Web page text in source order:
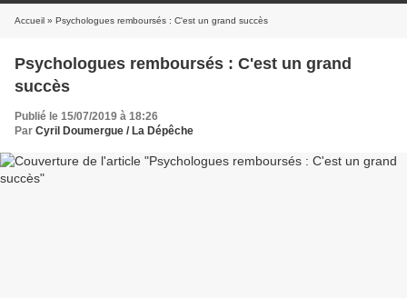
Accueil » Psychologues remboursés : C'est un grand succès
Psychologues remboursés : C'est un grand
succès
Publié le 15/07/2019 à 18:26
Par Cyril Doumergue / La Dépêche